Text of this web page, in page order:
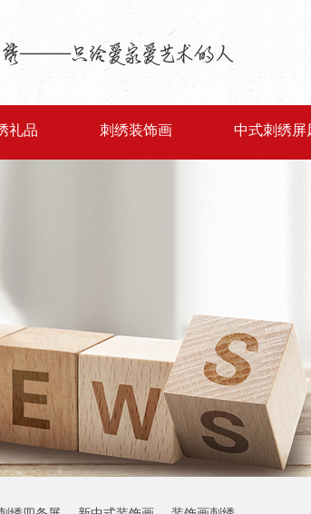
礼品 刺绣装饰画 中式刺绣屏